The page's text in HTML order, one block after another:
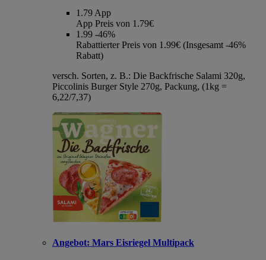
1.79App
App Preis von 1.79€
1.99 -46%
Rabattierter Preis von 1.99€ (Insgesamt -46%
Rabatt)
versch. Sorten, z. B.: Die Backfrische Salami 320g,
Piccolinis Burger Style 270g, Packung, (1kg =
6,22/7,37)
Angebot: Mars Eisriegel Multipack